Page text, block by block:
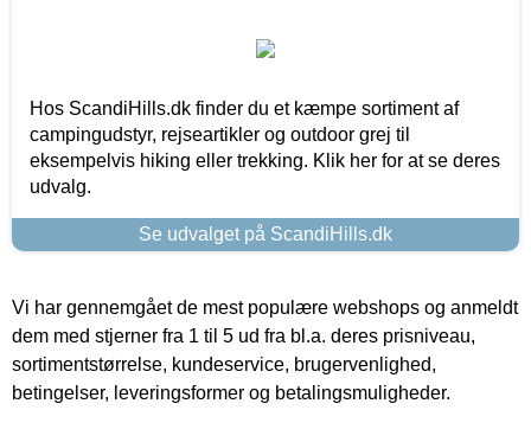
Hos ScandiHills.dk finder du et kæmpe sortiment af
campingudstyr, rejseartikler og outdoor grej til
eksempelvis hiking eller trekking. Klik her for at se deres
udvalg.
Se udvalget på ScandiHills.dk
Vi har gennemgået de mest populære webshops og anmeldt
dem med stjerner fra 1 til 5 ud fra bl.a. deres prisniveau,
sortimentstørrelse, kundeservice, brugervenlighed,
betingelser, leveringsformer og betalingsmuligheder.